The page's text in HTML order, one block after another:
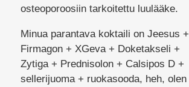
osteoporoosiin tarkoitettu luulääke.
Minua parantava koktaili on Jeesus +
Firmagon + XGeva + Doketakseli +
Zytiga + Prednisolon + Calsipos D +
sellerijuoma + ruokasooda, heh, olen